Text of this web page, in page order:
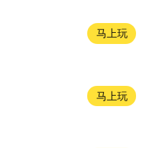
马上玩
马上玩